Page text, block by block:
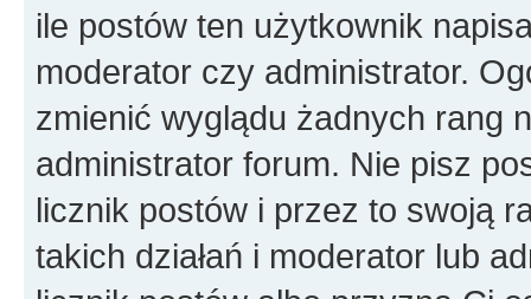
ile postów ten użytkownik
moderator czy administrator.
zmienić wyglądu żadnych rang
administrator forum. Nie pisz
licznik postów i przez to swoją
takich działań i moderator lub